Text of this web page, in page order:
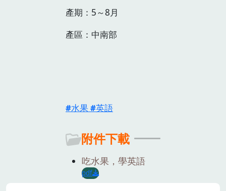
產期：5～8月
產區：中南部
水果 英語
附件下載
吃水果，學英語
pdf